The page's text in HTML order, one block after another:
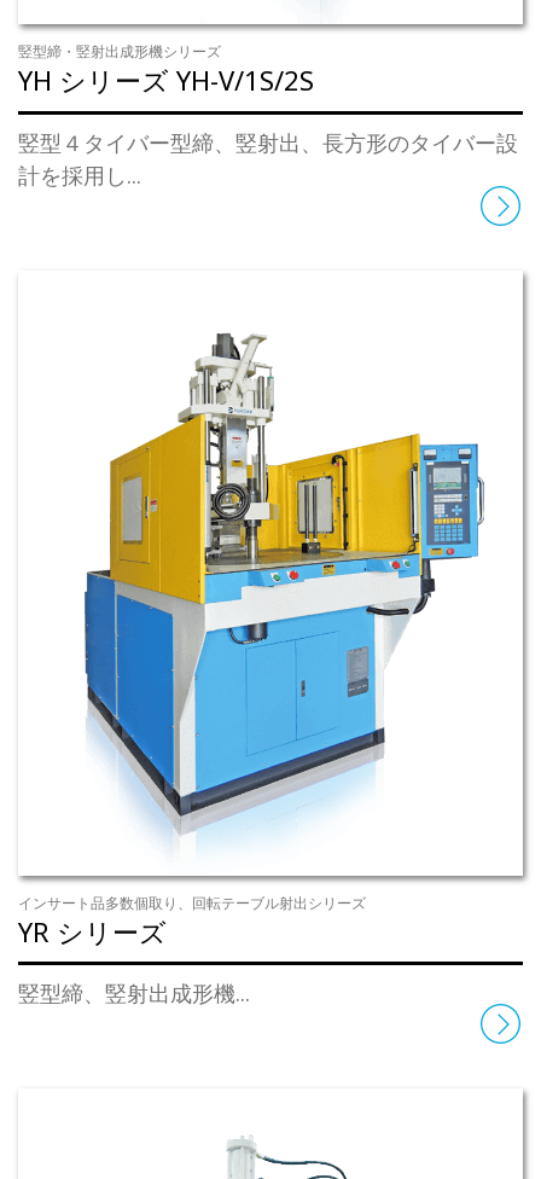
竪型締・竪射出成形機シリーズ
YH シリーズ YH-V/1S/2S
竪型４タイバー型締、竪射出、長方形のタイバー設
計を採用し...
インサート品多数個取り、回転テーブル射出シリーズ
YR シリーズ
竪型締、竪射出成形機...